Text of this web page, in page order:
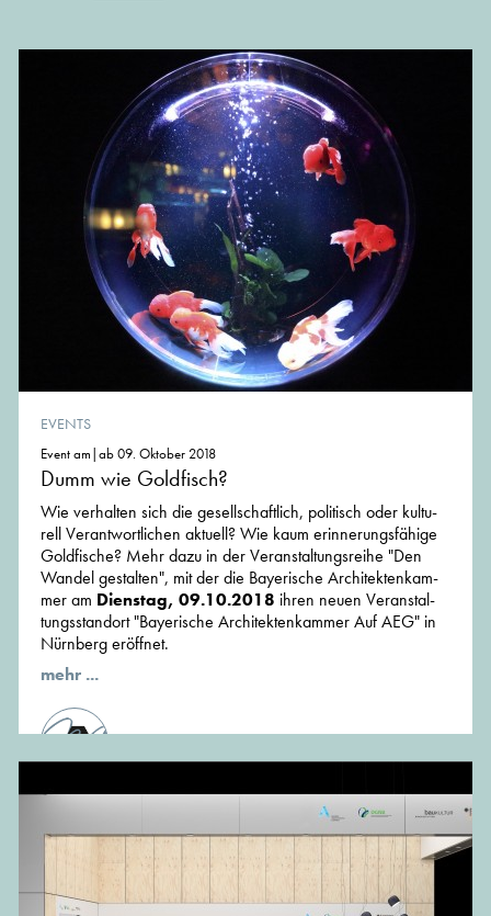
EVENTS
Event am|ab 09. Oktober 2018
Dumm wie Goldfisch?
Wie ver­hal­ten sich die gesell­schaft­li­ch, poli­ti­sch oder kul­tu­
rel­l Verant­wor­tlichen aktu­ell? Wie kaum erin­ne­rungs­fä­hige
Gold­fi­sche? Mehr dazu in der Ver­an­stal­tungs­reihe "Den
Wandel gestalten", mit der die Baye­ri­sche Archi­tek­ten­kam­
mer am Dienstag, 09.10.2018 ihren neuen Ver­an­stal­
tungs­stand­ort "Baye­ri­sche Archi­tek­ten­kam­mer Auf AEG" in
Nürn­berg eröff­net.
mehr ...
von der Redaktion von MünchenArchitektur